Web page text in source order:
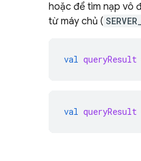
hoặc để tìm nạp vô
từ máy chủ (
val queryResult
val queryResult